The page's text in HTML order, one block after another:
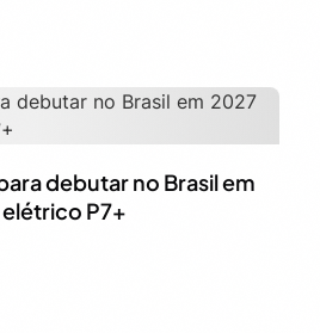
debutar no Brasil em
P7+